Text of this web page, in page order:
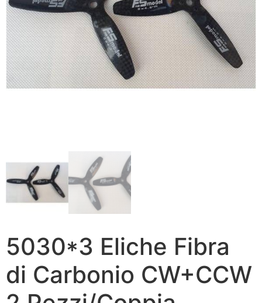
5030*3 Eliche Fibra
di Carbonio CW+CCW